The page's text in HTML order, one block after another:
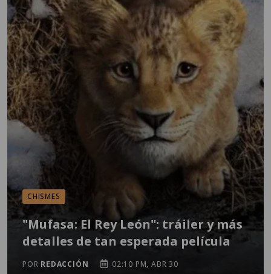
CHISMES
"Mufasa: El Rey León": tráiler y más
detalles de tan esperada película
POR REDACCIÓN 02:10 PM, ABR 30